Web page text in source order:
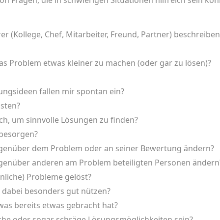
(Kollege, Chef, Mitarbeiter, Freund, Partner)
Problem etwas kleiner zu machen (oder gar zu lösen)?
fallen mir spontan ein?
um sinnvolle Lösungen zu finden?
dem Problem oder an seiner Bewertung ändern?
anderen am Problem beteiligten Personen
Probleme gelöst?
besonders gut nützen?
bereits etwas gebracht hat?